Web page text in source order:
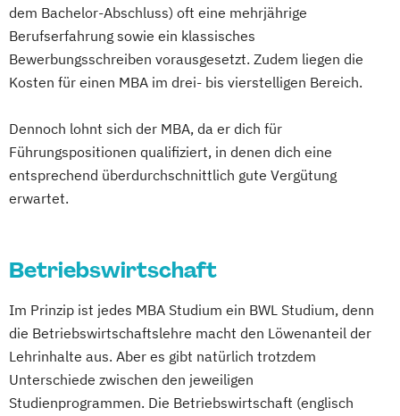
dem Bachelor-Abschluss) oft eine mehrjährige
Berufserfahrung sowie ein klassisches
Bewerbungsschreiben vorausgesetzt. Zudem liegen die
Kosten für einen MBA im drei- bis vierstelligen Bereich.
Dennoch lohnt sich der MBA, da er dich für
Führungspositionen qualifiziert, in denen dich eine
entsprechend überdurchschnittlich gute Vergütung
erwartet.
Betriebswirtschaft
Im Prinzip ist jedes MBA Studium ein BWL Studium, denn
die Betriebswirtschaftslehre macht den Löwenanteil der
Lehrinhalte aus. Aber es gibt natürlich trotzdem
Unterschiede zwischen den jeweiligen
Studienprogrammen. Die Betriebswirtschaft (englisch